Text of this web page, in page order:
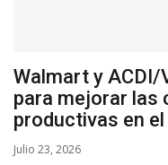
Walmart y ACDI/
para mejorar las
productivas en
Julio 23, 2026